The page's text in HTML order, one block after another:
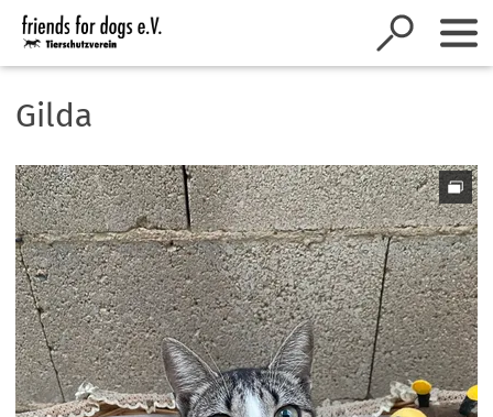
Inhalt anspringen
Gilda